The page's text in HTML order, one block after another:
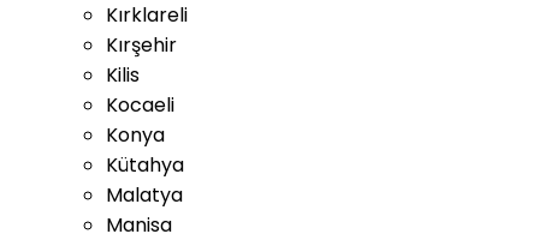
Kırklareli
Kırşehir
Kilis
Kocaeli
Konya
Kütahya
Malatya
Manisa